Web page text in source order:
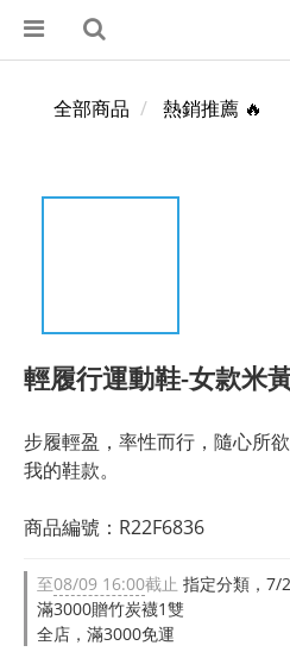
全部商品 熱銷推薦 🔥
輕履行運動鞋-女款米
步履輕盈，率性而行，隨心所
我的鞋款。
商品編號：R22F6836
至08/09 16:00截止 指定分類，7/
滿3000贈竹炭襪1雙
全店，滿3000免運